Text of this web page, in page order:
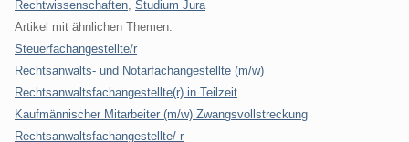
Rechtwissenschaften Studium Jura
Artikel mit ähnlichen Themen:
Steuerfachangestellte/r
Rechtsanwalts- und Notarfachangestellte (m/w)
Rechtsanwaltsfachangestellte(r) in Teilzeit
Kaufmännischer Mitarbeiter (m/w) Zwangsvollstreckung
Rechtsanwaltsfachangestellte/-r